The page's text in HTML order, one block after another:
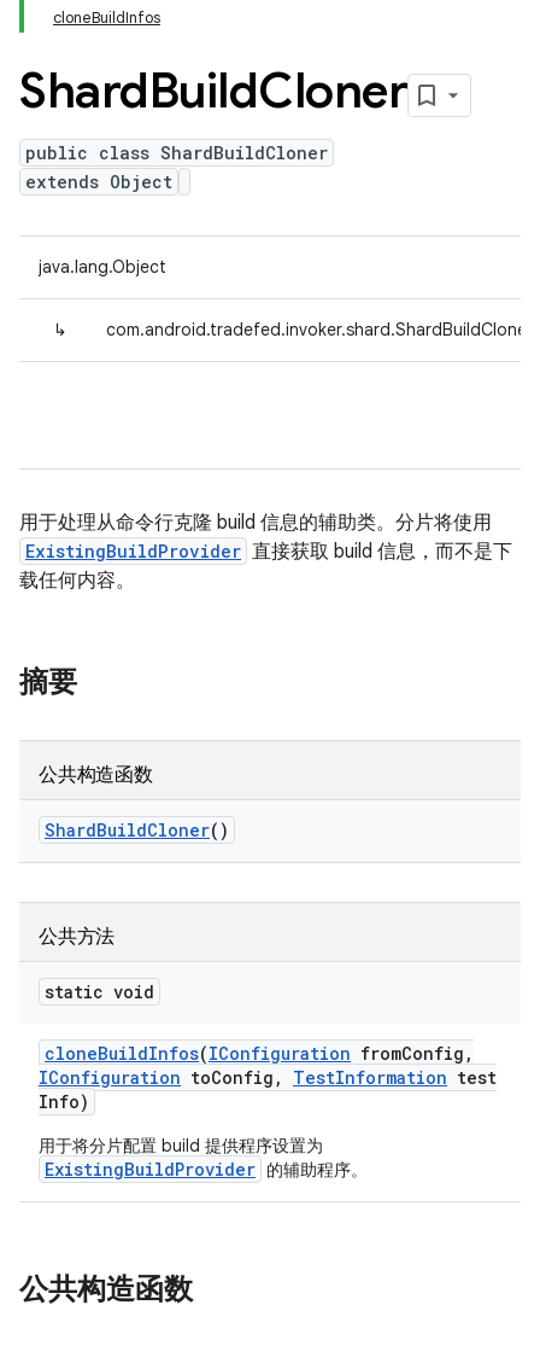
cloneBuildInfos
ShardBuildCloner
public class ShardBuildCloner
extends Object
java.lang.Object
↳ com.android.tradefed.invoker.shard.ShardBuildCloner
用于处理从命令行克隆 build 信息的辅助类。分片将使用
ExistingBuildProvider 直接获取 build 信息，而不是下
载任何内容。
摘要
公共构造函数
ShardBuildCloner()
公共方法
static void
cloneBuildInfos(IConfiguration fromConfig ,
IConfiguration toConfig , TestInformation test
Info)
用于将分片配置 build 提供程序设置为
ExistingBuildProvider 的辅助程序。
公共构造函数